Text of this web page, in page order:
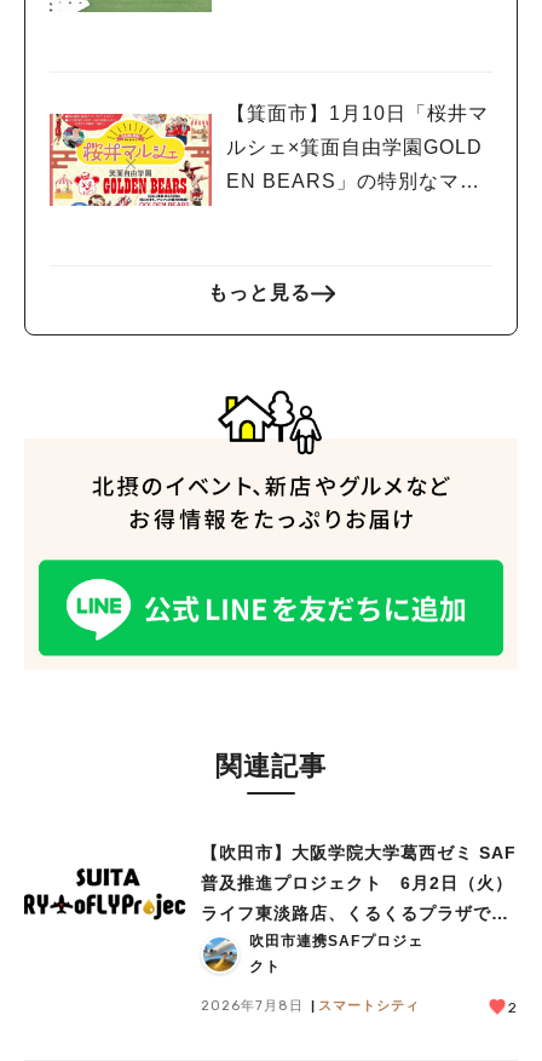
【箕面市】1月10日「桜井マ
ルシェ×箕面自由学園GOLD
EN BEARS」の特別なマル
もっと見る
関連記事
【吹田市】大阪学院大学葛西ゼミ SAF
普及推進プロジェクト 6月2日（火）
ライフ東淡路店、くるくるプラザで見
学会を実施吹田市連携SAFプロジェ
クト
2026年7月8日 スマートシティ 2